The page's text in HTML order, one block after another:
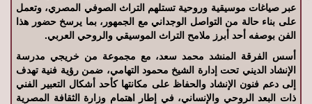
عبر صياغات موسيقية وروحية تستلهم التراث الصوفي المصري، وتعمل
على بناء حالة من التواصل الوجداني مع الجمهور، بما يرسخ حضور هذا
الفن بوصفه أحد أبرز ملامح التراث الموسيقي والروحي العربي.
أسس الفرقة المنشد محمد سعد، مع مجموعة من خريجي مدرسة
الإنشاد الديني تحت إدارة الشيخ محمود التهامي، ضمن رؤية فنية تهدف
إلى دعم فنون الإنشاد والحفاظ على مكانتها كأحد أشكال التعبير الفني
ذات البعد الروحي والإنساني، في إطار اهتمام وزارة الثقافة المصرية